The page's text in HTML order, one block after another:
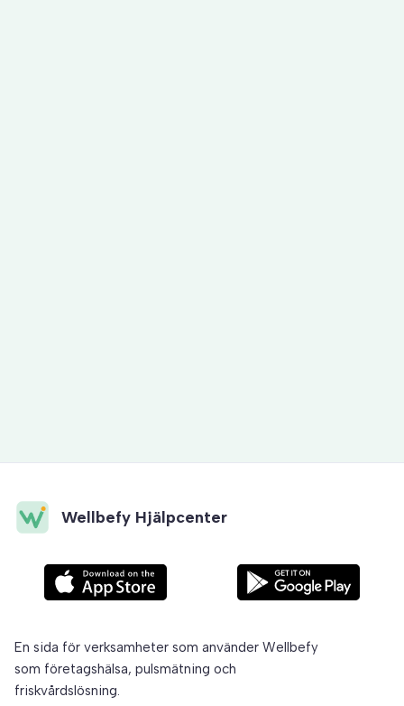
Wellbefy Hjälpcenter
En sida för verksamheter som använder Wellbefy
som företagshälsa, pulsmätning och
friskvårdslösning.